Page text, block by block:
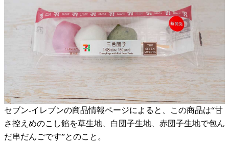
セブン-イレブンの商品情報ページによると、この商品は“甘
さ控えめのこし餡を草生地、白団子生地、赤団子生地で包ん
だ串だんごです”とのこと。